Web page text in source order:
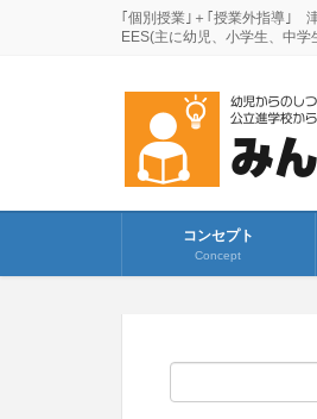
｢個別授業｣＋｢授業外指導｣
EES(主に幼児、小学生、中学
コンセプト
Concept